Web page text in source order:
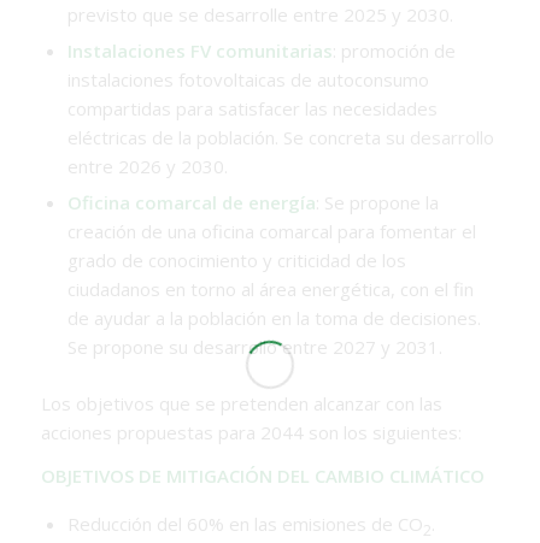
previsto que se desarrolle entre 2025 y 2030.
Instalaciones FV comunitarias : promoción de
instalaciones fotovoltaicas de autoconsumo
compartidas para satisfacer las necesidades
eléctricas de la población. Se concreta su desarrollo
entre 2026 y 2030.
Oficina comarcal de energía : Se propone la
creación de una oficina comarcal para fomentar el
grado de conocimiento y criticidad de los
ciudadanos en torno al área energética, con el fin
de ayudar a la población en la toma de decisiones.
Se propone su desarrollo entre 2027 y 2031.
Los objetivos que se pretenden alcanzar con las
acciones propuestas para 2044 son los siguientes:
OBJETIVOS DE MITIGACIÓN DEL CAMBIO CLIMÁTICO
Reducción del 60% en las emisiones de CO2